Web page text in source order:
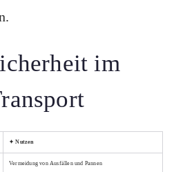
im
✦ Nutzen
Vermeidung von Ausfällen und Pannen